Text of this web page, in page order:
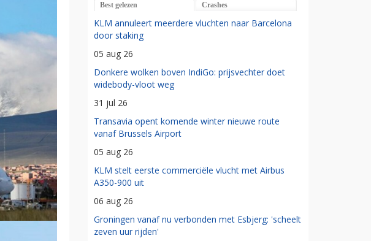
Best gelezen Crashes
KLM annuleert meerdere vluchten naar Barcelona
door staking
05 aug 26
Donkere wolken boven IndiGo: prijsvechter doet
widebody-vloot weg
31 jul 26
Transavia opent komende winter nieuwe route
vanaf Brussels Airport
05 aug 26
KLM stelt eerste commerciële vlucht met Airbus
A350-900 uit
06 aug 26
Groningen vanaf nu verbonden met Esbjerg: 'scheelt
zeven uur rijden'